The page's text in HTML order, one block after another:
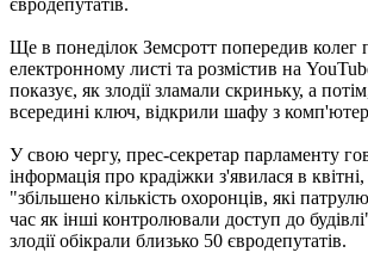
Ще в понеділок Земсротт попередив колег
електронному листі та розмістив на
показує, як злодії зламали скриньку, а
всередині ключ, відкрили шафу з
У свою чергу, прес-секретар парламенту
інформація про крадіжки з'явилася в квітні,
"збільшено кількість охоронців, які
час як інші контролювали доступ до
злодії обікрали близько 50 євродепутатів.